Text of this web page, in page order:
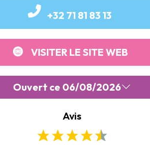
+32 71 81 83 13
VISITER LE SITE WEB
Ouvert ce 06/08/2026
11:00-17:00
Avis